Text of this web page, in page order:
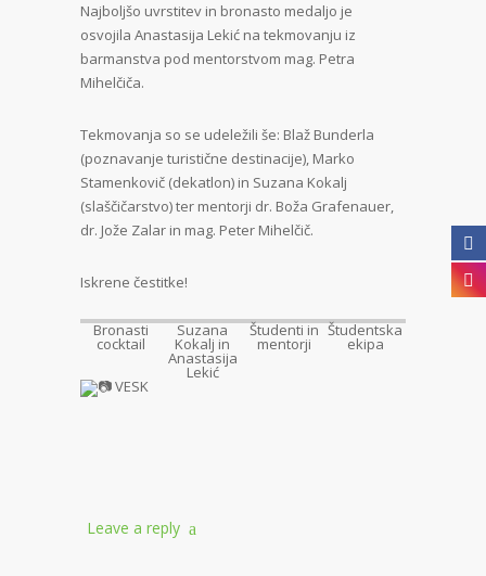
Najboljšo uvrstitev in bronasto medaljo je
osvojila Anastasija Lekić na tekmovanju iz
barmanstva pod mentorstvom mag. Petra
Mihelčiča.
Tekmovanja so se udeležili še: Blaž Bunderla
(poznavanje turistične destinacije), Marko
Stamenkovič (dekatlon) in Suzana Kokalj
(slaščičarstvo) ter mentorji dr. Boža Grafenauer,
dr. Jože Zalar in mag. Peter Mihelčič.
Iskrene čestitke!
Bronasti
cocktail
Suzana
Kokalj in
Anastasija
Lekić
Študenti in
mentorji
Študentska
ekipa
VESK
Leave a reply